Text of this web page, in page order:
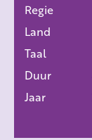
Regie
Land
Taal
Duur
Jaar